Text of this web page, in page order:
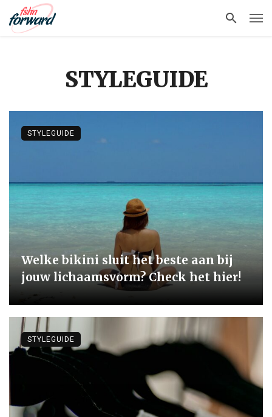
STYLEGUIDE
Welke bikini sluit het beste aan bij
jouw lichaamsvorm? Check het hier!
STYLEGUIDE
STYLEGUIDE